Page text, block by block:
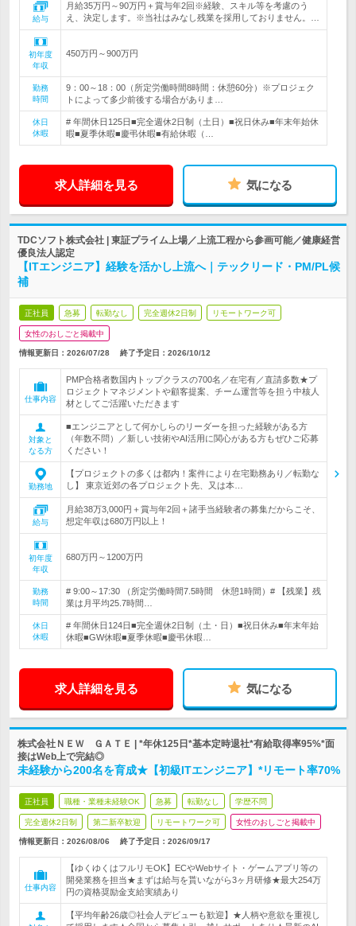
給与
月給35万円～90万円＋賞与年2回※経験、スキル等を考慮のう
え、決定します。※当社はみなし残業を採用しておりません。…
初年度
年収
450万円～900万円
勤務
時間
9：00～18：00（所定労働時間8時間：休憩60分）※プロジェク
トによって多少前後する場合がありま…
休日
休暇
# 年間休日125日■完全週休2日制（土日）■祝日休み■年末年始休
暇■夏季休暇■慶弔休暇■有給休暇（…
求人詳細を見る 気になる
TDCソフト株式会社 | 東証プライム上場／上流工程から参画可能／健康経営
優良法人認定
【ITエンジニア】経験を活かし上流へ｜テックリード・PM/PL候
補
正社員 急募 転勤なし 完全週休2日制 リモートワーク可
女性のおしごと掲載中
情報更新日：2026/07/28 終了予定日： 2026/10/12
仕事内容
PMP合格者数国内トップクラスの700名／在宅有／直請多数★プ
ロジェクトマネジメントや顧客提案、チーム運営等を担う中核人
材としてご活躍いただきます
対象と
なる方
■エンジニアとして何かしらのリーダーを担った経験がある方
（年数不問）／新しい技術やAI活用に関心がある方もぜひご応募
ください！
勤務地
【プロジェクトの多くは都内！案件により在宅勤務あり／転勤な
し】 東京近郊の各プロジェクト先、又は本…
給与
月給38万3,000円＋賞与年2回＋諸手当経験者の募集だからこそ、
想定年収は680万円以上！
初年度
年収
680万円～1200万円
勤務
時間
# 9:00～17:30 （所定労働時間7.5時間 休憩1時間）# 【残業】残
業は月平均25.7時間…
休日
休暇
# 年間休日124日■完全週休2日制（土・日）■祝日休み■年末年始
休暇■GW休暇■夏季休暇■慶弔休暇…
求人詳細を見る 気になる
株式会社ＮＥＷ ＧＡＴＥ | *年休125日*基本定時退社*有給取得率95%*面
接はWeb上で完結◎
未経験から200名を育成★【初級ITエンジニア】*リモート率70%
正社員 職種・業種未経験OK 急募 転勤なし 学歴不問
完全週休2日制 第二新卒歓迎 リモートワーク可 女性のおしごと掲載中
情報更新日：2026/08/06 終了予定日： 2026/09/17
仕事内容
【ゆくゆくはフルリモOK】ECやWebサイト・ゲームアプリ等の
開発業務を担当★まずは給与を貰いながら3ヶ月研修★最大254万
円の資格奨励金支給実績あり
【平均年齢26歳◎社会人デビューも歓迎】★人柄や意欲を重視し